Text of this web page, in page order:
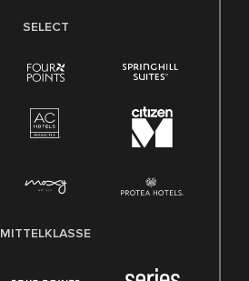
SELECT
MITTELKLASSE